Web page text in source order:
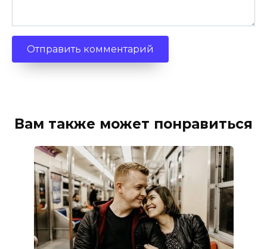
Вам также может понравиться